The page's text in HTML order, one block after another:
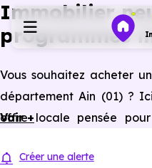
Programmes neufs
Immobilier
programmes
Vous souhaitez acheter
département Ain (01) ?
offre locale pensée
logements neufs
Voir +
Créer une alerte